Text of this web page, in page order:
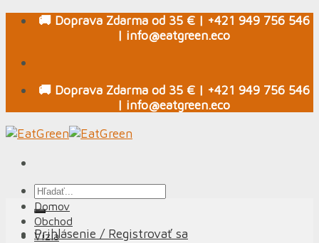
Skip
🚚 Doprava Zdarma od 35 € | +421 949 756 546
| info@eatgreen.eco
🚚 Doprava Zdarma od 35 € | +421 949 756 546
| info@eatgreen.eco
Hľadať:
Prihlásenie / Registrovať sa
Domov
Obchod
Vízia